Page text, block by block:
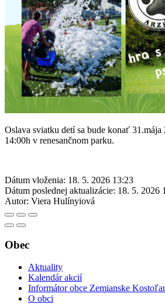
Oslava sviatku detí sa bude konať 31.mája
14:00h v renesančnom parku.
Dátum vloženia: 18. 5. 2026 13:23
Dátum poslednej aktualizácie: 18. 5. 2026
Autor: Viera Hulínyiová
Obec
Aktuality
Kalendár akcií
Informátor obce Zemianske
O obci